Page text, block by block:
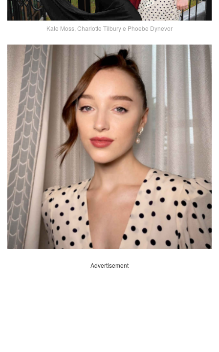
Kate Moss, Charlotte Tilbury e Phoebe Dynevor
Advertisement